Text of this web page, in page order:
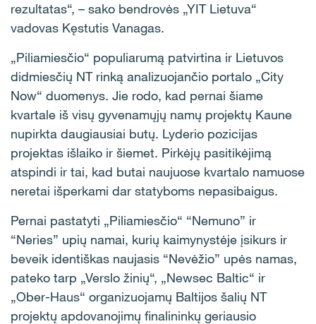
rezultatas“, – sako bendrovės „YIT Lietuva“
vadovas Kęstutis Vanagas.
„Piliamiesčio“ populiarumą patvirtina ir Lietuvos
didmiesčių NT rinką analizuojančio portalo „City
Now“ duomenys. Jie rodo, kad pernai šiame
kvartale iš visų gyvenamųjų namų projektų Kaune
nupirkta daugiausiai butų. Lyderio pozicijas
projektas išlaiko ir šiemet. Pirkėjų pasitikėjimą
atspindi ir tai, kad butai naujuose kvartalo namuose
neretai išperkami dar statyboms nepasibaigus.
Pernai pastatyti „Piliamiesčio“ “Nemuno” ir
“Neries” upių namai, kurių kaimynystėje įsikurs ir
beveik identiškas naujasis “Nevėžio” upės namas,
pateko tarp „Verslo žinių“, „Newsec Baltic“ ir
„Ober-Haus“ organizuojamų Baltijos šalių NT
projektų apdovanojimų finalininkų geriausio